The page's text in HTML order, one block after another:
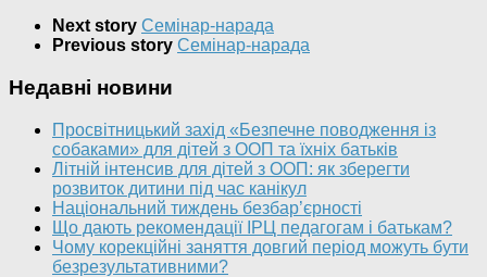
Next story Семінар-нарада
Previous story Семінар-нарада
Недавні новини
Просвітницький захід «Безпечне поводження із
собаками» для дітей з ООП та їхніх батьків
Літній інтенсив для дітей з ООП: як зберегти
розвиток дитини під час канікул
Національний тиждень безбар’єрності
Що дають рекомендації ІРЦ педагогам і батькам?
Чому корекційні заняття довгий період можуть бути
безрезультативними?